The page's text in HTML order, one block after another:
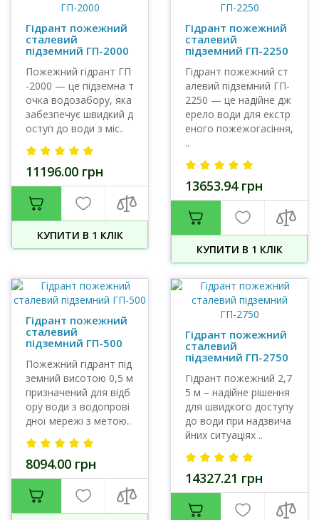
Гідрант пожежний
сталевий
підземний ГП-2000
Пожежний гідрант ГП
-2000 — це підземна т
очка водозабору, яка
забезпечує швидкий д
оступ до води з міс..
11196.00 грн
КУПИТИ В 1 КЛIК
Гідрант пожежний
сталевий
підземний ГП-2250
Гідрант пожежний ст
алевий підземний ГП-
2250 — це надійне дж
ерело води для екстр
еного пожежогасіння,
..
13653.94 грн
КУПИТИ В 1 КЛIК
Гідрант пожежний
сталевий
підземний ГП-500
Пожежний гідрант під
земний висотою 0,5 м
призначений для відб
ору води з водопрові
дної мережі з метою..
8094.00 грн
Гідрант пожежний
сталевий
підземний ГП-2750
Гідрант пожежний 2,7
5 м – надійне рішення
для швидкого доступу
до води при надзвича
йних ситуаціях ..
14327.21 грн